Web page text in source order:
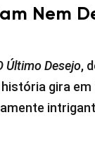
Nem
Último Desejo,
gira em